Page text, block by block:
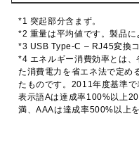
*1 突起部分含まず。
*2 重量は平均値です。製品に
*3 USB Type-C – RJ45変換コ
*4 エネルギー消費効率とは
た消費電力を省エネ法で定め
たものです。2011年度基準
表示語Aは達成率100%以上
満、AAAは達成率500%以上を